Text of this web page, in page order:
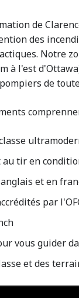
de
des
Notre
à l'est
de
tir en
et en
par
vous guider
et des